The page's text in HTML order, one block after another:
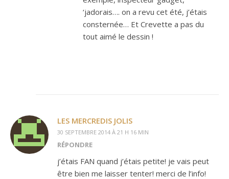
‘jadorais…. on a revu cet été, j’étais
consternée… Et Crevette a pas du
tout aimé le dessin !
LES MERCREDIS JOLIS
30 SEPTEMBRE 2014 À 21 H 16 MIN
RÉPONDRE
j’étais FAN quand j’étais petite! je vais peut
être bien me laisser tenter! merci de l’info!